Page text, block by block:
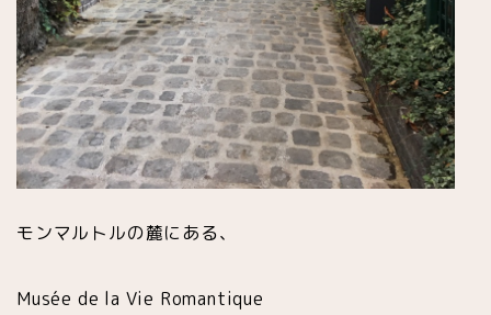
モンマルトルの麓にある、
Musée de la Vie Romantique